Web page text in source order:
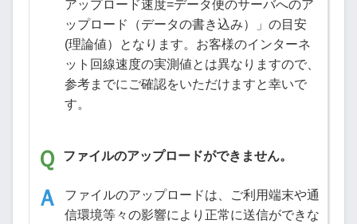
アップロード速度=データ便のサーバへのア
ップロード（データの書き込み）」の目安
(理論値）となります。お客様のインターネ
ット回線速度の実測値とは異なりますので、
参考までにご確認をいただけますと幸いで
す。
ファイルのアップロードができません。
ファイルのアップロードは、ご利用端末や通
信環境等々の影響により正常に送信ができな